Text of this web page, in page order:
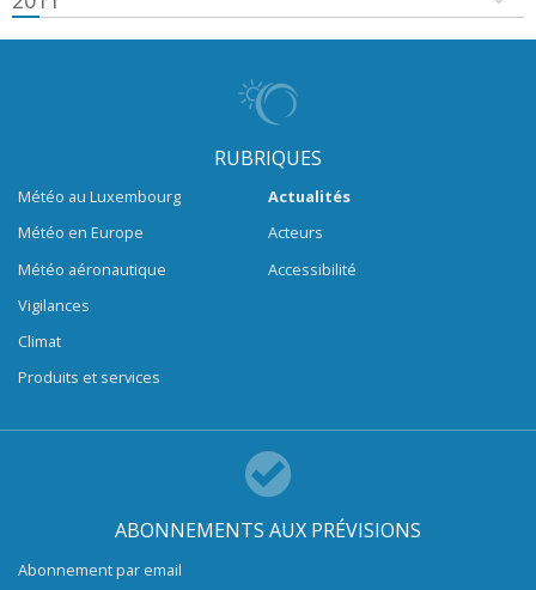
RUBRIQUES
Météo au Luxembourg
Météo en Europe
Météo aéronautique
Vigilances
Climat
Produits et services
Actualités
Acteurs
Accessibilité
ABONNEMENTS AUX PRÉVISIONS
Abonnement par email